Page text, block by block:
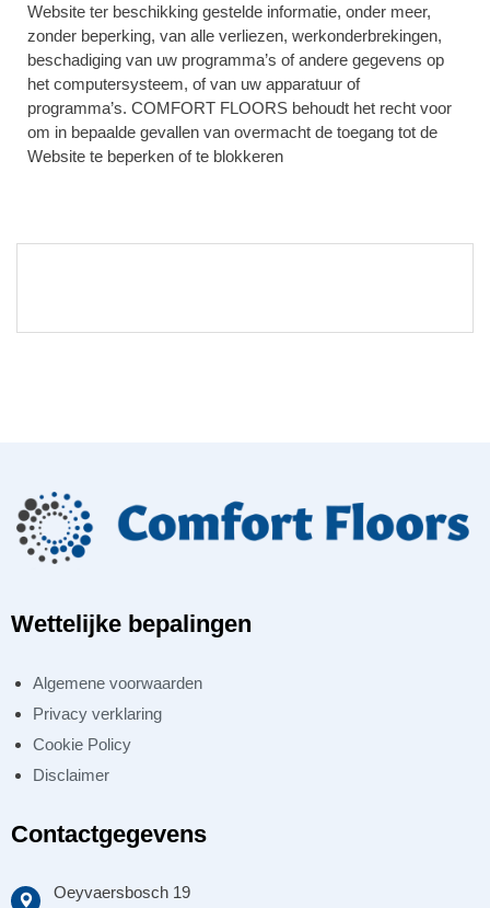
Website ter beschikking gestelde informatie, onder meer,
zonder beperking, van alle verliezen, werkonderbrekingen,
beschadiging van uw programma’s of andere gegevens op
het computersysteem, of van uw apparatuur of
programma’s. COMFORT FLOORS behoudt het recht voor
om in bepaalde gevallen van overmacht de toegang tot de
Website te beperken of te blokkeren
Wettelijke bepalingen
Algemene voorwaarden
Privacy verklaring
Cookie Policy
Disclaimer
Contactgegevens
Oeyvaersbosch 19